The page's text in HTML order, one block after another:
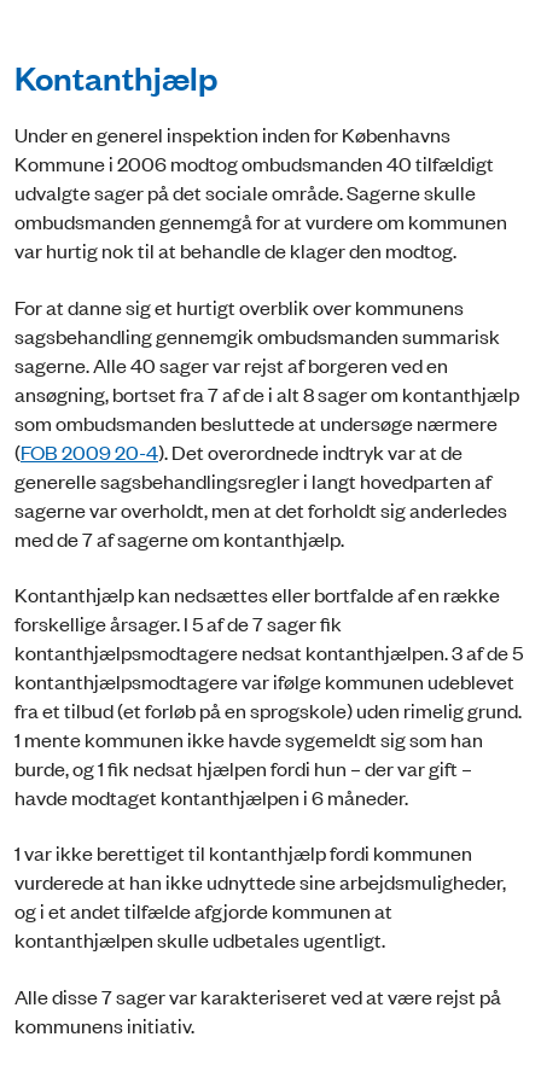
Kontanthjælp
Under en generel inspektion inden for Københavns
Kommune i 2006 modtog ombudsmanden 40 tilfældigt
udvalgte sager på det sociale område. Sagerne skulle
ombudsmanden gennemgå for at vurdere om kommunen
var hurtig nok til at behandle de klager den modtog.
For at danne sig et hurtigt overblik over kommunens
sagsbehandling gennemgik ombudsmanden summarisk
sagerne. Alle 40 sager var rejst af borgeren ved en
ansøgning, bortset fra 7 af de i alt 8 sager om kontanthjælp
som ombudsmanden besluttede at undersøge nærmere
(FOB 2009 20-4). Det overordnede indtryk var at de
generelle sagsbehandlingsregler i langt hovedparten af
sagerne var overholdt, men at det forholdt sig anderledes
med de 7 af sagerne om kontanthjælp.
Kontanthjælp kan nedsættes eller bortfalde af en række
forskellige årsager. I 5 af de 7 sager fik
kontanthjælpsmodtagere nedsat kontanthjælpen. 3 af de 5
kontanthjælpsmodtagere var ifølge kommunen udeblevet
fra et tilbud (et forløb på en sprogskole) uden rimelig grund.
1 mente kommunen ikke havde sygemeldt sig som han
burde, og 1 fik nedsat hjælpen fordi hun – der var gift –
havde modtaget kontanthjælpen i 6 måneder.
1 var ikke berettiget til kontanthjælp fordi kommunen
vurderede at han ikke udnyttede sine arbejdsmuligheder,
og i et andet tilfælde afgjorde kommunen at
kontanthjælpen skulle udbetales ugentligt.
Alle disse 7 sager var karakteriseret ved at være rejst på
kommunens initiativ.